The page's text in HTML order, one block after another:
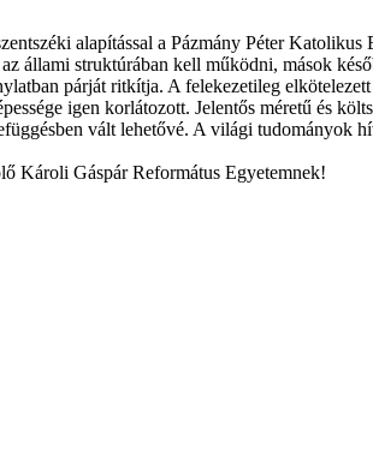
alapítással a Pázmány Péter
állami struktúrában kell működni, mások
párját ritkítja. A felekezetileg
igen korlátozott. Jelentős méretű és
vált lehetővé. A világi tudományok
Károli Gáspár Református Egyetemnek!